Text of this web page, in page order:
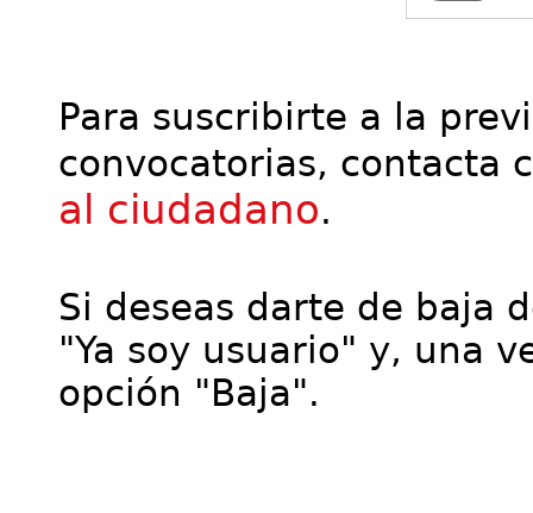
Para suscribirte a la
convocatorias, contacta
al ciudadano.
Si deseas darte de baja
"Ya soy usuario" y, una
opción "Baja".